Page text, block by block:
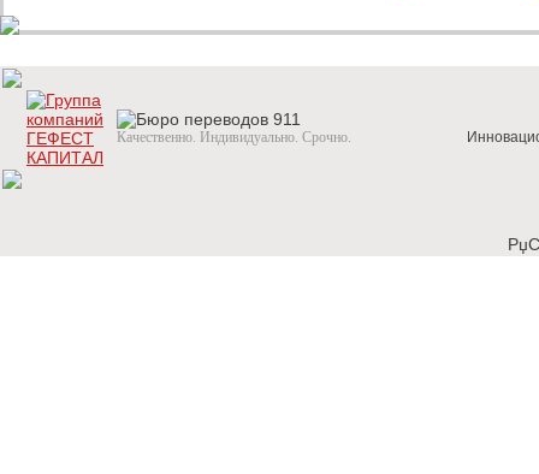
Качественно. Индивидуально. Срочно.